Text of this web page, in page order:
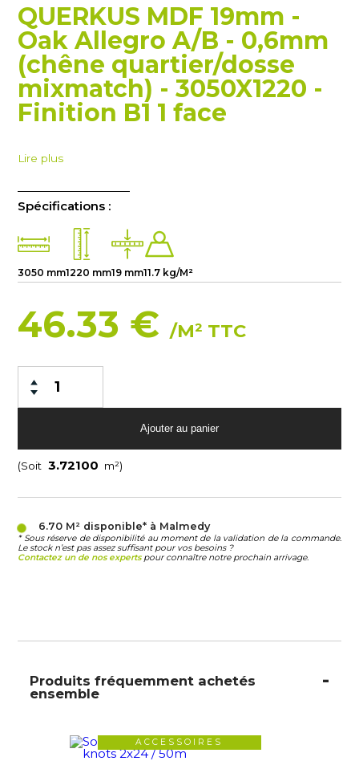
QUERKUS MDF 19mm -
Oak Allegro A/B - 0,6mm
(chêne quartier/dosse
mixmatch) - 3050X1220 -
Finition B1 1 face
Lire plus
Spécifications :
3050 mm1220 mm19 mm11.7 kg/M²
46.33 €/M² TTC
(Soit m²)
6.70 M²disponible* à Malmedy
* Sous réserve de disponibilité au moment de la validation de la commande.
Le stock n’est pas assez suffisant pour vos besoins ?
Contactez un de nos expertspour connaître notre prochain arrivage.
Produits fréquemment achetés
ensemble
ACCESSOIRES